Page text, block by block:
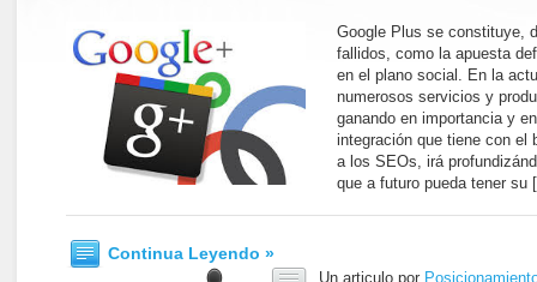
Google Plus se constituye,
fallidos, como la apuesta
en el plano social. En la
numerosos servicios y
ganando en importancia y
integración que tiene con el
a los SEOs, irá
que a futuro pueda tener
Continua Leyendo »
Un articulo por